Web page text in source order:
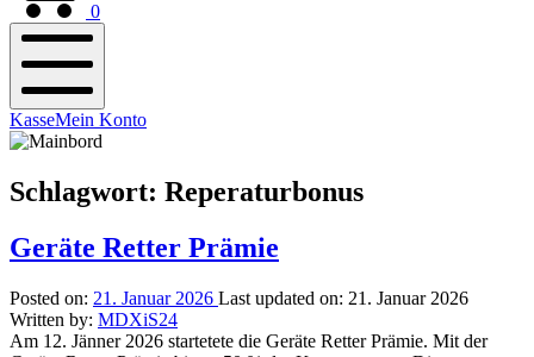
0
Mobile
Menu
KasseMein Konto
Schlagwort: Reperaturbonus
Geräte Retter Prämie
Posted on: 21. Januar 2026 Last updated on: 21. Januar 2026
Written by: MDXiS24
Am 12. Jänner 2026 startetete die Geräte Retter Prämie. Mit der